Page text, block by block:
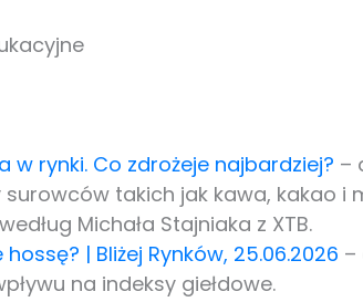
w rynki. Co zdrożeje najbardziej? –
surowców takich jak kawa, kakao i
Michała Stajniaka z XTB.
| Bliżej Rynków, 25.06.2026 –
na indeksy giełdowe.